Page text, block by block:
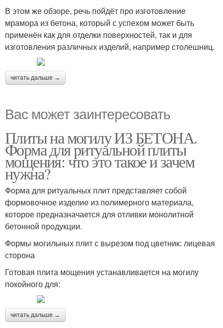
В этом же обзоре, речь пойдёт про изготовление
мрамора из бетона, который с успехом может быть
применён как для отделки поверхностей, так и для
изготовления различных изделий, например столешниц.
читать дальше →
Вас может заинтересовать
Плиты на могилу ИЗ БЕТОНА.
Форма для ритуальной плиты
мощения: что это такое и зачем
нужна?
Форма для ритуальных плит представляет собой
формовочное изделие из полимерного материала,
которое предназначается для отливки монолитной
бетонной продукции.
Формы могильных плит с вырезом под цветник: лицевая
сторона
Готовая плита мощения устанавливается на могилу
покойного для:
читать дальше →